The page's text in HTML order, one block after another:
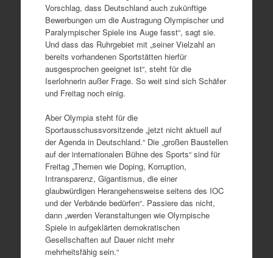
Vorschlag, dass Deutschland auch zukünftige
Bewerbungen um die Austragung Olympischer und
Paralympischer Spiele ins Auge fasst“, sagt sie.
Und dass das Ruhrgebiet mit „seiner Vielzahl an
bereits vorhandenen Sportstätten hierfür
ausgesprochen geeignet ist“, steht für die
Iserlohnerin außer Frage. So weit sind sich Schäfer
und Freitag noch einig.
Aber Olympia steht für die
Sportausschussvorsitzende „jetzt nicht aktuell auf
der Agenda in Deutschland.“ Die „großen Baustellen
auf der internationalen Bühne des Sports“ sind für
Freitag „Themen wie Doping, Korruption,
Intransparenz, Gigantismus, die einer
glaubwürdigen Herangehensweise seitens des IOC
und der Verbände bedürfen“. Passiere das nicht,
dann „werden Veranstaltungen wie Olympische
Spiele in aufgeklärten demokratischen
Gesellschaften auf Dauer nicht mehr
mehrheitsfähig sein.“